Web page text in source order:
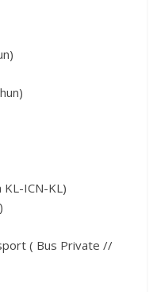
KL-ICN-KL)
( Bus Private //